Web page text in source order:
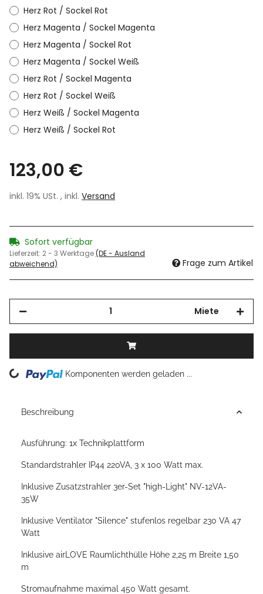
Herz Rot / Sockel Rot
Herz Magenta / Sockel Magenta
Herz Magenta / Sockel Rot
Herz Magenta / Sockel Weiß
Herz Rot / Sockel Magenta
Herz Rot / Sockel Weiß
Herz Weiß / Sockel Magenta
Herz Weiß / Sockel Rot
123,00 €
inkl. 19% USt. , inkl. Versand
Sofort verfügbar
Lieferzeit: 2 - 3 Werktage(DE - Ausland
abweichend)
Frage zum Artikel
Miete
Loading... Komponenten werden geladen ...
Beschreibung
Ausführung: 1x Technikplattform
Standardstrahler IP44 220VA, 3 x 100 Watt max.
Inklusive Zusatzstrahler 3er-Set "high-Light" NV-12VA-
35W
Inklusive Ventilator "Silence" stufenlos regelbar 230 VA 47
Watt
Inklusive airLOVE Raumlichthülle Höhe 2,25 m Breite 1,50
m
Stromaufnahme maximal 450 Watt gesamt.